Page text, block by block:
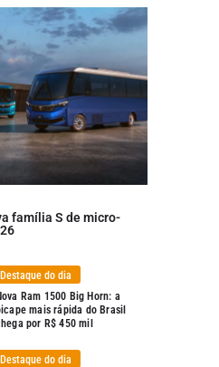
família S de micro-
Destaque do dia
Ram 1500 Big Horn: a
mais rápida do Brasil
por R$ 450 mil
Destaque do dia